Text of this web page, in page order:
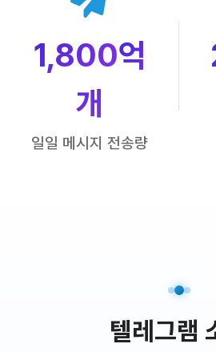
1,800억
개
일일 메시지 전송량
텔레그램